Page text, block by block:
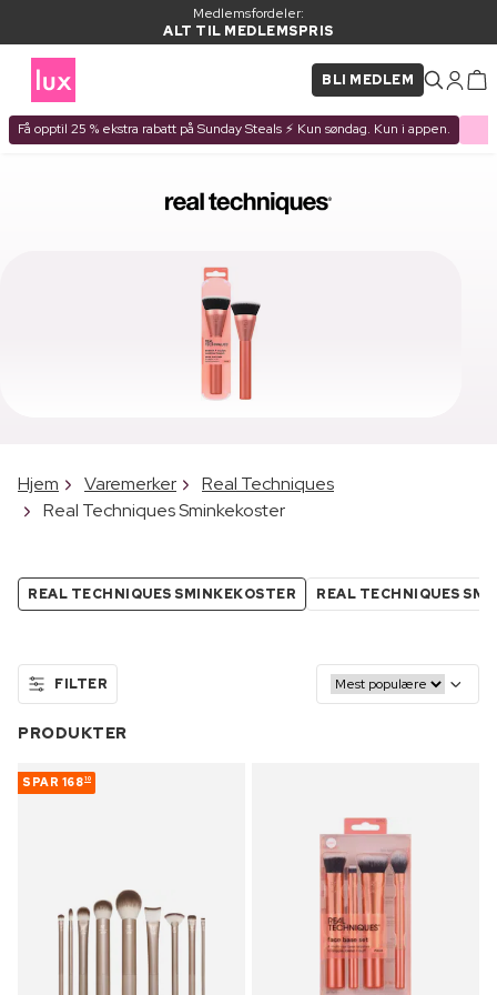
Medlemsfordeler:
ALT TIL MEDLEMSPRIS
BLI MEDLEM
Få opptil 25 % ekstra rabatt på Sunday Steals ⚡ Kun søndag. Kun i appen.
Hjem Varemerker
Real Techniques
Real Techniques Sminkekoster
REAL TECHNIQUES SMINKEKOSTER REAL TECHNIQUES
FILTER
PRODUKTER
SPAR 16810